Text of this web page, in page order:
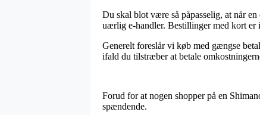
Du skal blot være så påpasselig, at når
uærlig e-handler. Bestillinger med kort er
Generelt foreslår vi køb med gængse
ifald du tilstræber at betale
Forud for at nogen shopper på en
spændende.